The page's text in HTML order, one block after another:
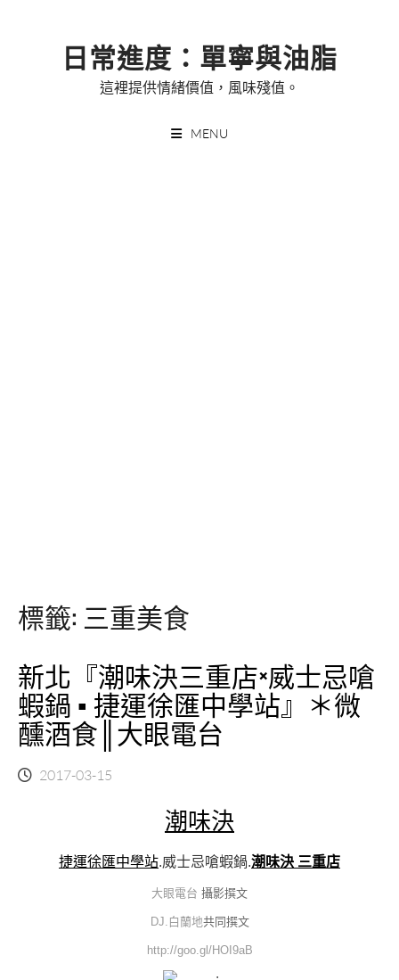
日常進度：單寧與油脂
這裡提供情緒價值，風味殘值。
MENU
標籤: 三重美食
新北『潮味決三重店×威士忌嗆
蝦鍋 ▪ 捷運徐匯中學站』＊微
醺酒食║大眼電台
2017-03-15
潮味決
捷運徐匯中學站.威士忌嗆蝦鍋.潮味決 三重店
大眼電台 攝影撰文
DJ.白蘭地共同撰文
http://goo.gl/HOI9aB